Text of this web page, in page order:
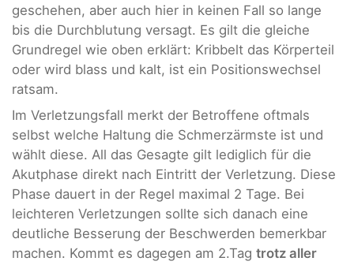
geschehen, aber auch hier in keinen Fall so lange
bis die Durchblutung versagt. Es gilt die gleiche
Grundregel wie oben erklärt: Kribbelt das Körperteil
oder wird blass und kalt, ist ein Positionswechsel
ratsam.
Im Verletzungsfall merkt der Betroffene oftmals
selbst welche Haltung die Schmerzärmste ist und
wählt diese. All das Gesagte gilt lediglich für die
Akutphase direkt nach Eintritt der Verletzung. Diese
Phase dauert in der Regel maximal 2 Tage. Bei
leichteren Verletzungen sollte sich danach eine
deutliche Besserung der Beschwerden bemerkbar
machen. Kommt es dagegen am 2.Tag trotz aller